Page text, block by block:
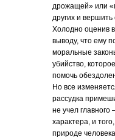
дрожащей» или
других и вершить
Холодно оценив
выводу, что ему
моральные
убийство,
помочь
Но все
рассудка
не учел главного
характера, и
природе